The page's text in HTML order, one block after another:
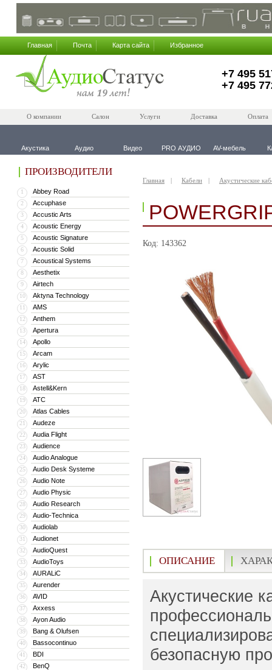
Главная Почта Карта сайта Избранное
+7 495
+7 495
О компании Салон Услуги Доставка Оплата
Акустика Аудио Видео PRO АУДИО AV-мебель
ПРОИЗВОДИТЕЛИ
1 Abbey Road
2 Accuphase
3 Accustic Arts
4 Acoustic Energy
5 Acoustic Signature
6 Acoustic Solid
7 Acoustical Systems
8 Aesthetix
9 Airtech
10 Aktyna Technology
11 AMS
12 Anthem
13 Apertura
14 Apollo
15 Arcam
16 Arylic
17 AST
18 Astell&Kern
19 ATC
20 Atlas Cables
21 Audeze
22 Audia Flight
23 Audience
24 Audio Analogue
25 Audio Desk Systeme
26 Audio Note
27 Audio Physic
28 Audio Research
29 Audio-Technica
30 Audiolab
31 Audionet
32 AudioQuest
33 AudioToys
34 AURALiC
35 Aurender
36 AVID
37 Axxess
38 Ayon Audio
39 Bang & Olufsen
40 Bassocontinuo
41 BDI
42 BenQ
Главная Кабели Акустические
Код: 143362
ОПИСАНИЕ
Акустические
безопасную